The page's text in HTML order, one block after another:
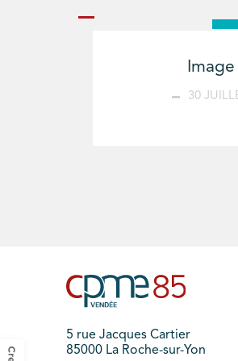
30
5 rue Jacques Cartier
85000 La Roche-sur-Yon